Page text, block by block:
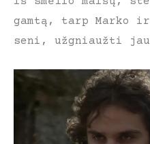
gamtą, tarp Marko
seni, užgniaužti